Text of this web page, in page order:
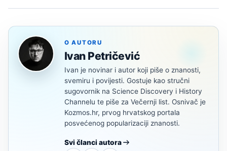
O AUTORU
Ivan Petričević
Ivan je novinar i autor koji piše o znanosti,
svemiru i povijesti. Gostuje kao stručni
sugovornik na Science Discovery i History
Channelu te piše za Večernji list. Osnivač je
Kozmos.hr, prvog hrvatskog portala
posvećenog popularizaciji znanosti.
Svi članci autora